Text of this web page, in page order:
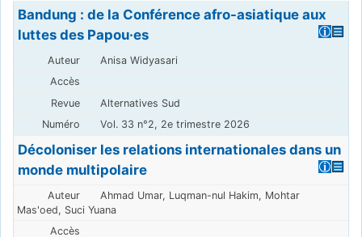
Bandung : de la Conférence afro-asiatique aux
luttes des Papou·es
Anisa Widyasari
Alternatives Sud
Vol. 33 n°2, 2e trimestre 2026
Décoloniser les relations internationales dans un
monde multipolaire
Ahmad Umar, Luqman-nul Hakim, Mohtar
Mas'oed, Suci Yuana